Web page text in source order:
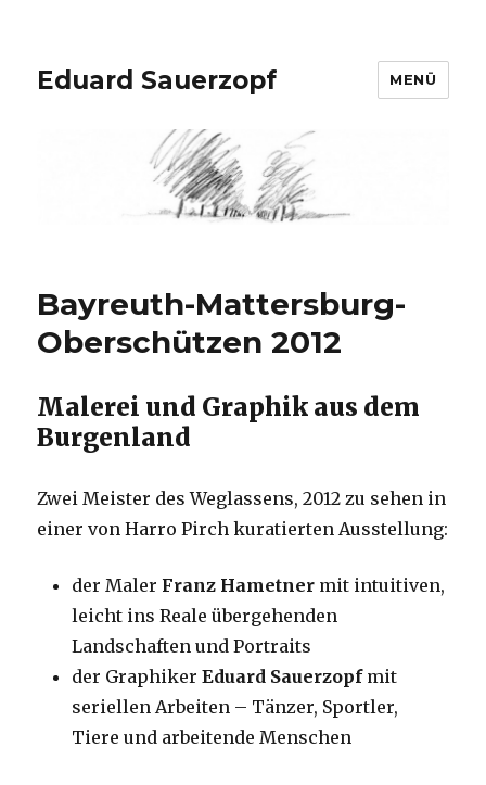
Eduard Sauerzopf MENÜ
Bayreuth-Mattersburg-
Oberschützen 2012
Malerei und Graphik aus dem
Burgenland
Zwei Meister des Weglassens, 2012 zu sehen in
einer von Harro Pirch kuratierten Ausstellung:
der Maler Franz Hametner mit intuitiven,
leicht ins Reale übergehenden
Landschaften und Portraits
der GraphikerEduard Sauerzopfmit
seriellen Arbeiten – Tänzer, Sportler,
Tiere und arbeitende Menschen